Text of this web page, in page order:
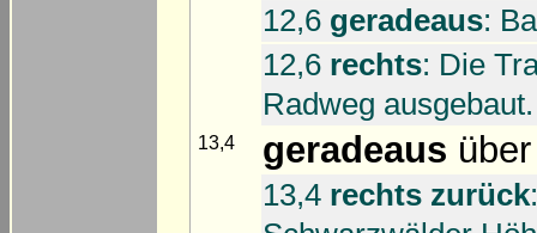
12,6 geradeaus:
12,6 rechts: Die
Radweg ausgebaut.
13,4 geradeaus
13,4 rechts zurück